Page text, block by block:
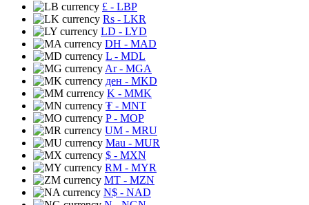
£ - LBP
Rs - LKR
LD - LYD
DH - MAD
L - MDL
Ar- MGA
ден - MKD
K - MMK
₮ - MNT
P- MOP
UM - MRU
Mau - MUR
$ - MXN
RM - MYR
MT - MZN
N$ - NAD